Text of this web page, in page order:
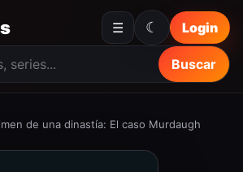
☰
Buscar
Login
☾
de una dinastía: El caso Murdaugh